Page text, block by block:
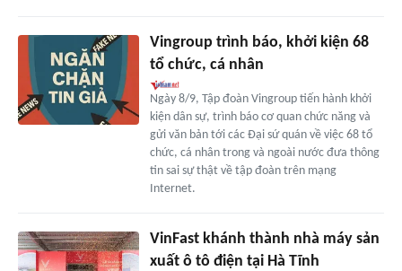
Vingroup trình báo, khởi kiện 68
tổ chức, cá nhân
Ngày 8/9, Tập đoàn Vingroup tiến hành khởi
kiện dân sự, trình báo cơ quan chức năng và
gửi văn bản tới các Đại sứ quán về việc 68 tổ
chức, cá nhân trong và ngoài nước đưa thông
tin sai sự thật về tập đoàn trên mạng
Internet.
VinFast khánh thành nhà máy sản
xuất ô tô điện tại Hà Tĩnh